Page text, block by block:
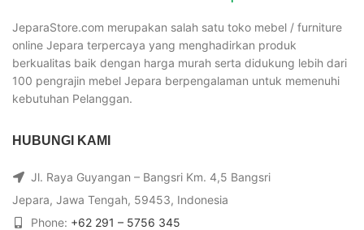
JeparaStore.com merupakan salah satu toko mebel / furniture
online Jepara terpercaya yang menghadirkan produk
berkualitas baik dengan harga murah serta didukung lebih dari
100 pengrajin mebel Jepara berpengalaman untuk memenuhi
kebutuhan Pelanggan.
HUBUNGI KAMI
Jl. Raya Guyangan – Bangsri Km. 4,5 Bangsri
Jepara, Jawa Tengah, 59453, Indonesia
Phone: +62 291 – 5756 345